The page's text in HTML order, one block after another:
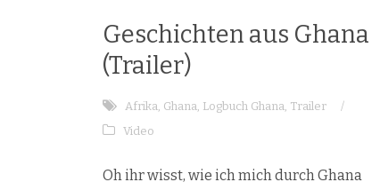
Geschichten aus Ghana
(Trailer)
Afrika Ghana Logbuch Ghana Trailer
/
Video
Oh ihr wisst, wie ich mich durch Ghana